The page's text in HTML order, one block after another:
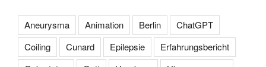
Aneurysma Animation Berlin
ChatGPT
Coiling
Cunard Epilepsie
Erfahrungsbericht